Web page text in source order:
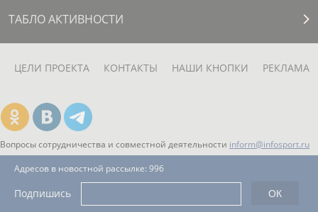
ТАБЛО АКТИВНОСТИ
ЦЕЛИ ПРОЕКТА КОНТАКТЫ НАШИ КНОПКИ РЕКЛАМА
Вопросы сотрудничества и совместной деятельности inform@infosport.ru
Адресов в новостной рассылке: 996
Подпишись